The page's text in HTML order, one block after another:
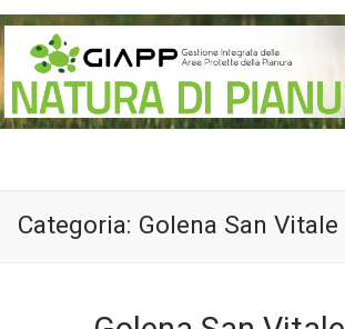
Vai
al
contenuto
Categoria: Golena San Vitale